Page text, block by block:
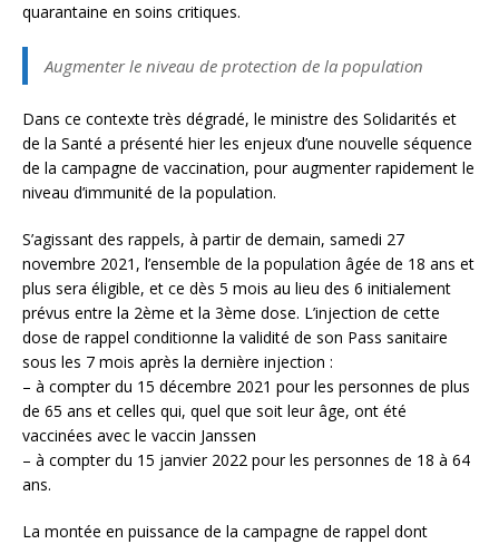
quarantaine en soins critiques.
Augmenter le niveau de protection de la population
Dans ce contexte très dégradé, le ministre des Solidarités et
de la Santé a présenté hier les enjeux d’une nouvelle séquence
de la campagne de vaccination, pour augmenter rapidement le
niveau d’immunité de la population.
S’agissant des rappels, à partir de demain, samedi 27
novembre 2021, l’ensemble de la population âgée de 18 ans et
plus sera éligible, et ce dès 5 mois au lieu des 6 initialement
prévus entre la 2ème et la 3ème dose. L’injection de cette
dose de rappel conditionne la validité de son Pass sanitaire
sous les 7 mois après la dernière injection :
– à compter du 15 décembre 2021 pour les personnes de plus
de 65 ans et celles qui, quel que soit leur âge, ont été
vaccinées avec le vaccin Janssen
– à compter du 15 janvier 2022 pour les personnes de 18 à 64
ans.
La montée en puissance de la campagne de rappel dont